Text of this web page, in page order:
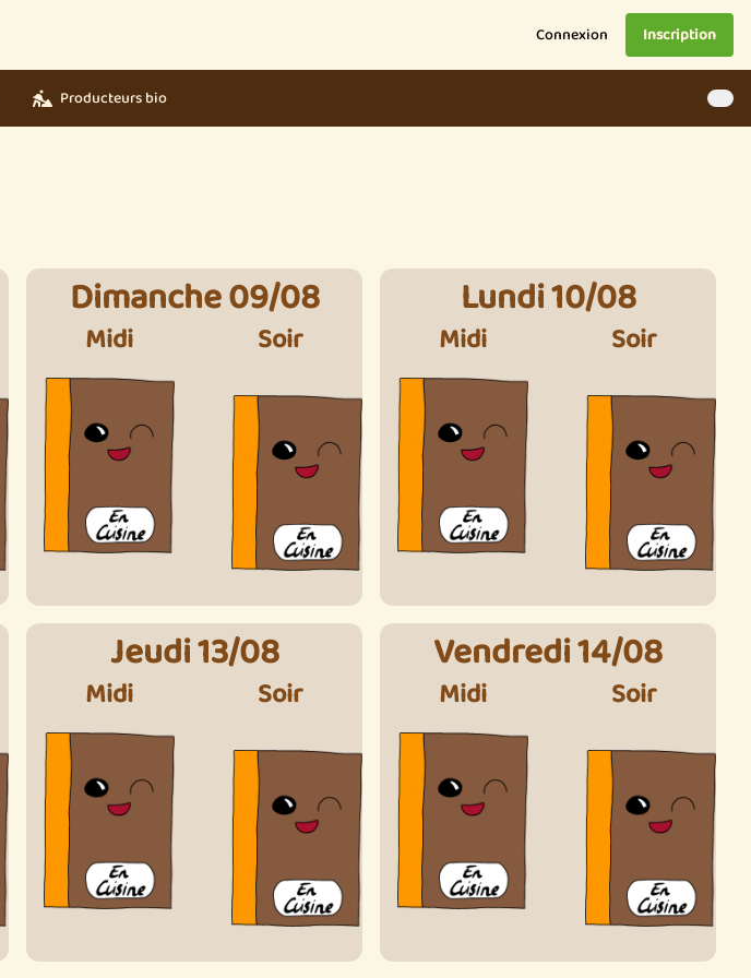
Connexion Inscription
Producteurs bio
Dimanche 09/08
Midi Soir
Lundi 10/08
Midi Soir
Jeudi 13/08
Midi Soir
Vendredi 14/08
Midi Soir